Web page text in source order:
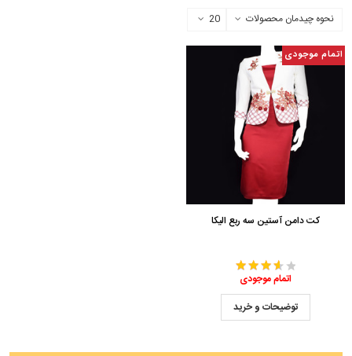
نحوه چیدمان محصولات 20
اتمام موجودی
کت دامن آستین سه ربع الیکا
اتمام موجودی
توضیحات و خرید